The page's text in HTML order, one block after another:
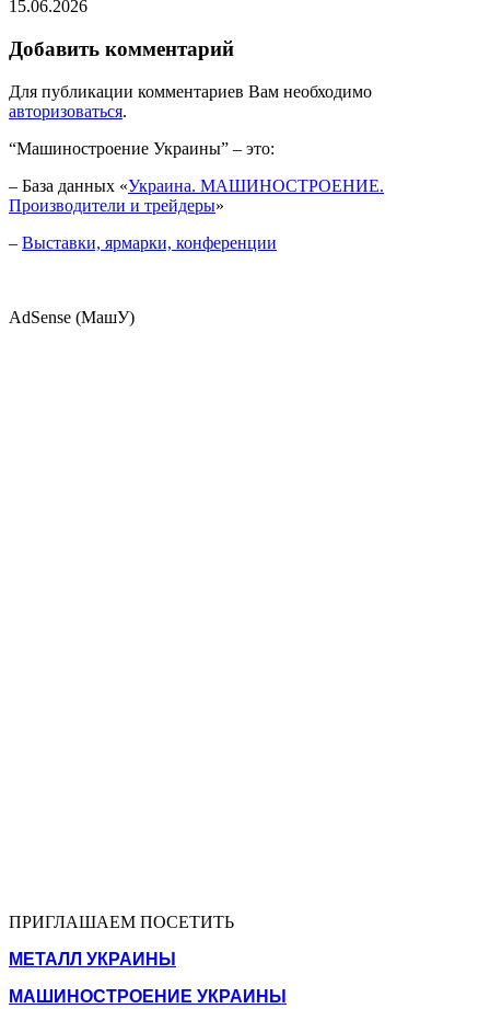
15.06.2026
Добавить комментарий
Для публикации комментариев Вам необходимо
авторизоваться.
“Машиностроение Украины” – это:
– База данных «Украина. МАШИНОСТРОЕНИЕ.
Производители и трейдеры»
– Выставки, ярмарки, конференции
AdSense (МашУ)
ПРИГЛАШАЕМ ПОСЕТИТЬ
МЕТАЛЛ УКРАИНЫ
МАШИНОСТРОЕНИЕ УКРАИНЫ